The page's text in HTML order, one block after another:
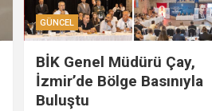
GÜNCEL
BİK Genel Müdürü Çay,
İzmir’de Bölge Basınıyla
Buluştu